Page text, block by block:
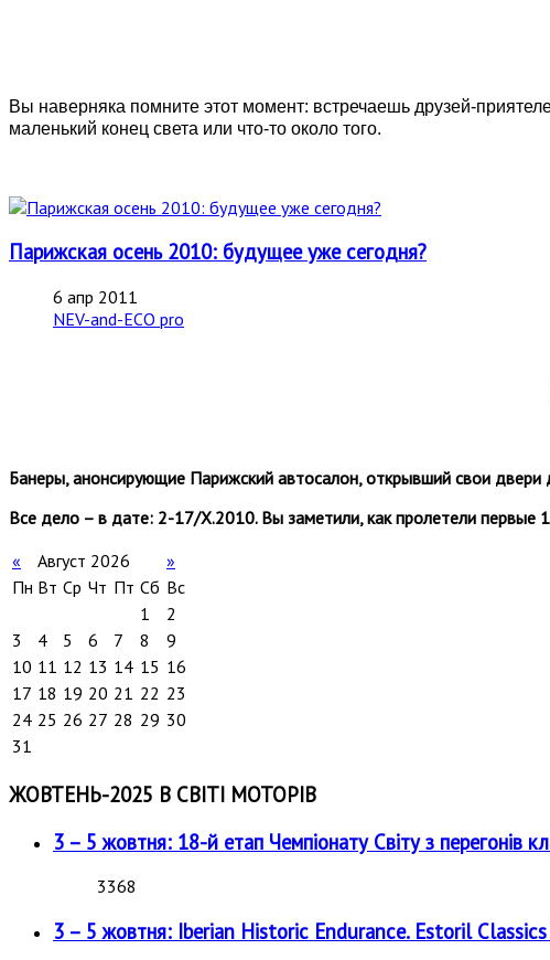
Вы наверняка помните этот момент: встречаешь друзей-
маленький конец света или что-то около того.
Парижская осень 2010: будущее уже сегодня?
6 апр 2011
NEV-and-ECO pro
Банеры, анонсирующие Парижский автосалон, открывший свои
Все дело – в дате: 2-17/Х.2010. Вы заметили, как пролетели первые
«
Август 2026
»
Пн Вт Ср Чт Пт Сб Вс
1
2
3
4 5 6 7 8
9
10 11 12 13 14 15 16
17 18 19 20 21 22 23
24 25 26 27 28 29 30
31
ЖОВТЕНЬ-2025 В СВІТІ МОТОРІВ
3 – 5 жовтня: 18-й етап Чемпіонату Світу з перегонів
3368
3 – 5 жовтня: Iberian Historic Endurance. Estoril